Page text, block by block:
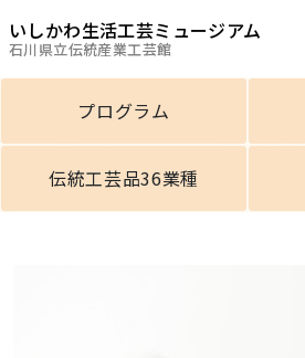
いしかわ生活工芸ミュージアム
石川県立伝統産業工芸館
プログラム
伝統工芸品36業種